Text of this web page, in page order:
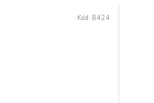
Kód: 8424